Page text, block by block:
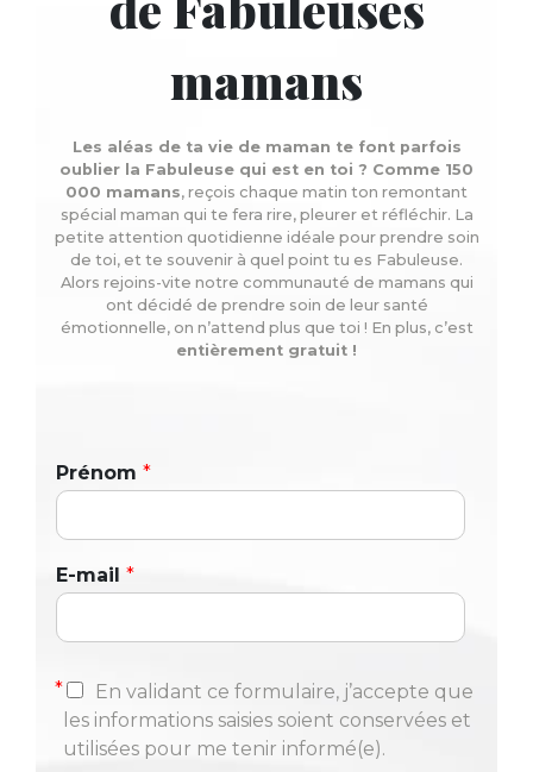
mamans
Les aléas de ta vie de maman te font parfois
oublier la Fabuleuse qui est en toi ? Comme 150
000 mamans, reçois chaque matin ton remontant
spécial maman qui te fera rire, pleurer et réfléchir. La
petite attention quotidienne idéale pour prendre soin
de toi, et te souvenir à quel point tu es Fabuleuse.
Alors rejoins-vite notre communauté de mamans qui
ont décidé de prendre soin de leur santé
émotionnelle, on n’attend plus que toi ! En plus, c’est
entièrement gratuit !
Prénom *
E-mail *
*
En validant ce formulaire, j’accepte que
les informations saisies soient conservées et
utilisées pour me tenir informé(e).